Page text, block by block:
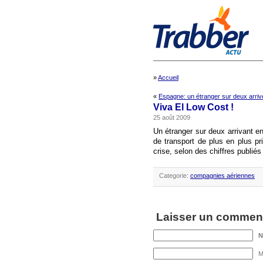
»Accueil
« Espagne: un étranger sur deux
Viva El Low Cost !
25 août 2009
Un étranger sur deux arrivant
de transport de plus en plus
crise, selon des chiffres
Categorie: compagnies aériennes
Laisser un